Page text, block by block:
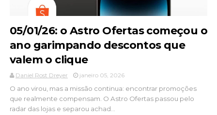
05/01/26: o Astro Ofertas começou o
ano garimpando descontos que
valem o clique
Daniel Rost Dreyer janeiro 05, 2026
O ano virou, mas a missão continua: encontrar promoções
que realmente compensam. O Astro Ofertas passou pelo
radar das lojas e separou achad...